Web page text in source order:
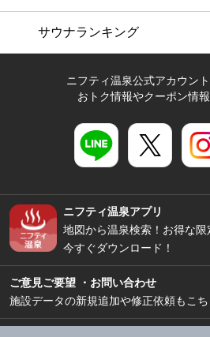
サウナランキング
ニフティ温泉公式アカウン
おトク情報やクーポン情
ニフティ温泉アプリ
地図から温泉検索！お得な限
今すぐダウンロード！
ご意見ご要望 ・お問い合わせ
施設データの新規追加や修正依頼もこち